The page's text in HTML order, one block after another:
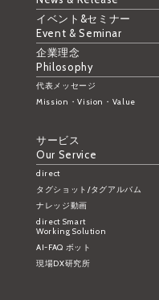
イベント&セミナー
Event & Seminar
企業理念
Philosophy
代表メッセージ
Mission・Vision・Value
サービス
Our Service
direct
タグショット/タグアルバム
ナレッジ動画
direct Smart
Working Solution
AI-FAQ ボット
現場DX研究所